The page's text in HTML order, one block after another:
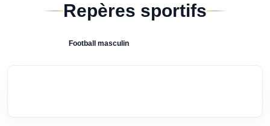
Repères sportifs
Football masculin